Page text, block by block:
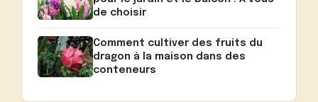
de choisir
Comment cultiver des fruits du
dragon à la maison dans des
conteneurs